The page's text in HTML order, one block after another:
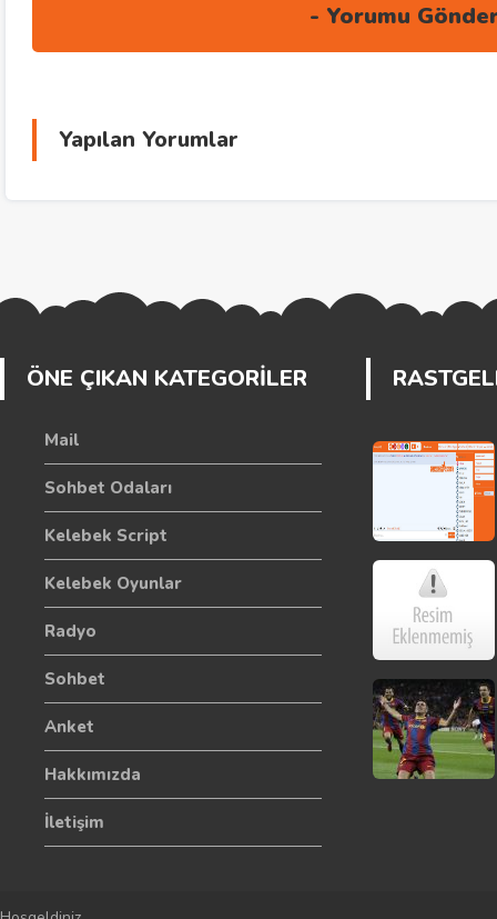
Yapılan Yorumlar
ÖNE ÇIKAN KATEGORİLER
Mail
Sohbet Odaları
Kelebek Script
Kelebek Oyunlar
Radyo
Sohbet
Anket
Hakkımızda
İletişim